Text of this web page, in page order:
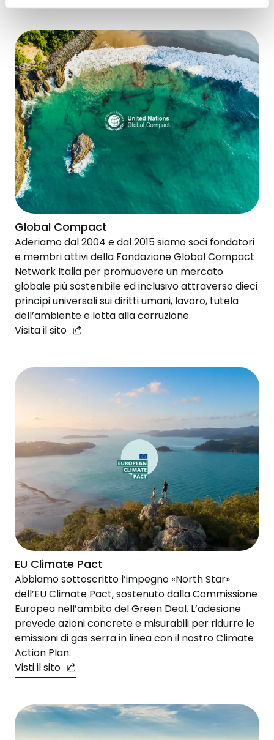
Global Compact
Aderiamo dal 2004 e dal 2015 siamo soci fondatori
e membri attivi della Fondazione Global Compact
Network Italia per promuovere un mercato
globale più sostenibile ed inclusivo attraverso dieci
principi universali sui diritti umani, lavoro, tutela
dell’ambiente e lotta alla corruzione.
Visita il sito
EU Climate Pact
Abbiamo sottoscritto l’impegno «North Star»
dell’EU Climate Pact, sostenuto dalla Commissione
Europea nell’ambito del Green Deal. L’adesione
prevede azioni concrete e misurabili per ridurre le
emissioni di gas serra in linea con il nostro Climate
Action Plan.
Visti il sito